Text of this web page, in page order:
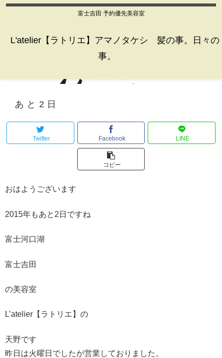
富士吉田 予約優先美容室
L'atelier【ラトリエ】アマノタケシ 髪の事。日々の
事。
あと2日
Twitter Facebook LINE
コピー
おはようございます
2015年もあと2日ですね
富士河口湖
富士吉田
の美容室
L’atelier【ラトリエ】の
天野です
昨日は火曜日でしたが営業しておりました。